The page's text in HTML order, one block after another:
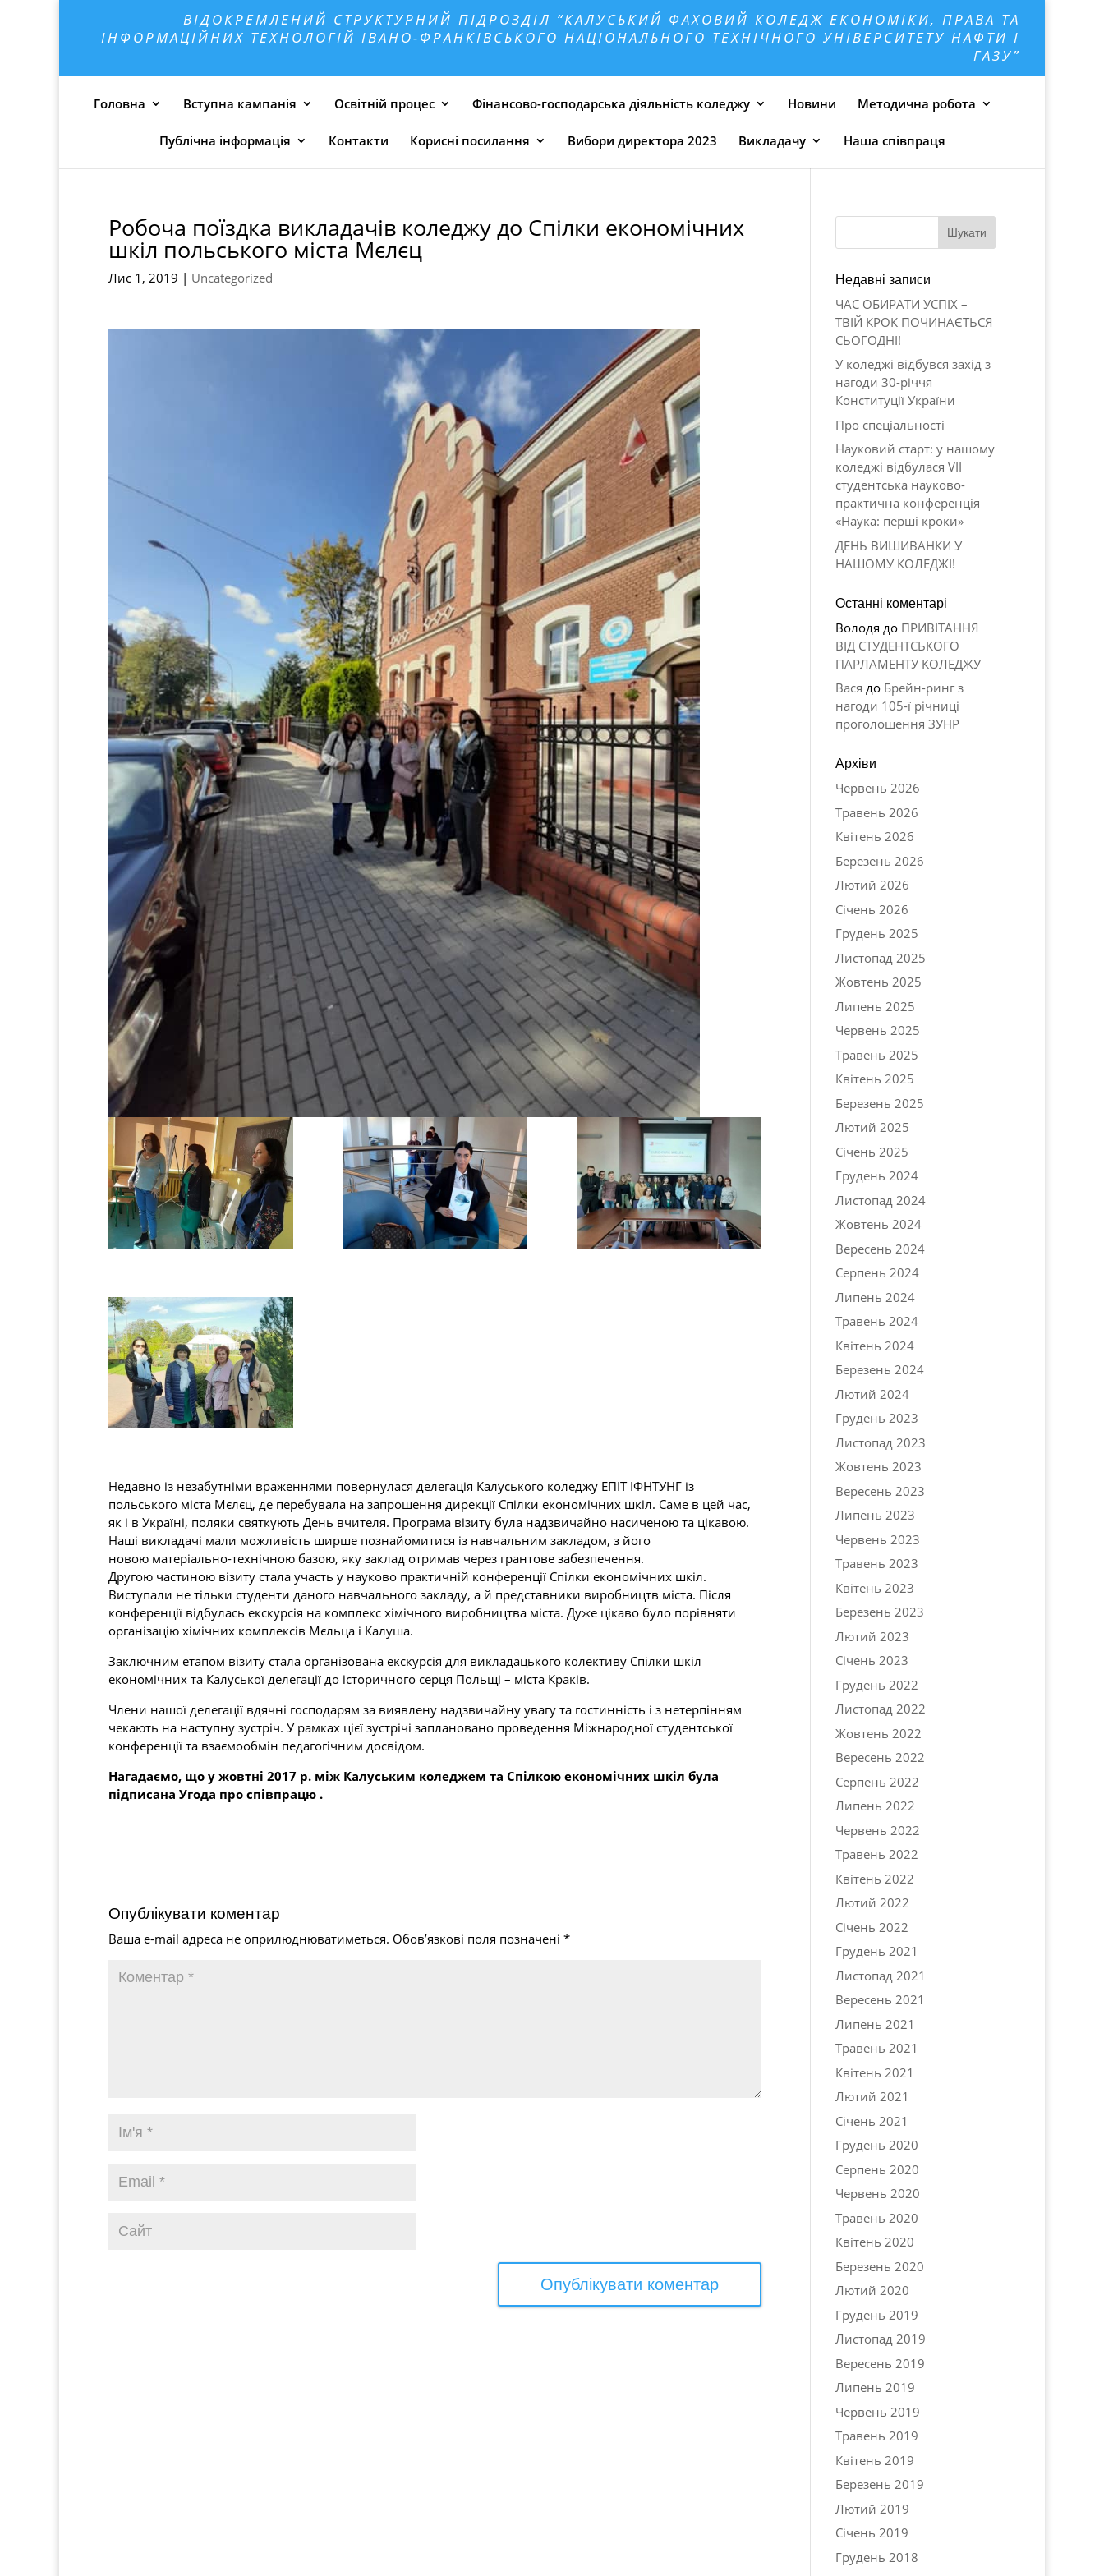
ВІДОКРЕМЛЕНИЙ СТРУКТУРНИЙ ПІДРОЗДІЛ “КАЛУСЬКИЙ ФАХОВИЙ КОЛЕДЖ ЕКОНОМІКИ, ПРАВА ТА
ІНФОРМАЦІЙНИХ ТЕХНОЛОГІЙ ІВАНО-ФРАНКІВСЬКОГО НАЦІОНАЛЬНОГО ТЕХНІЧНОГО УНІВЕРСИТЕТУ НАФТИ І
ГАЗУ”
Головна Вступна кампанія Освітній процес Фінансово-господарська діяльність коледжу Новини Методична робота
Публічна інформація Контакти Корисні посилання Вибори директора 2023 Викладачу Наша співпраця
Робоча поїздка викладачів коледжу до Спілки економічних
шкіл польського міста Мєлєц
Лис 1, 2019 | Uncategorized
Недавно із незабутніми враженнями повернулася делегація Калуського коледжу ЕПІТ ІФНТУНГ із
польського міста Мєлєц, де перебувала на запрошення дирекції Спілки економічних шкіл. Саме в цей час,
як і в Україні, поляки святкують День вчителя. Програма візиту була надзвичайно насиченою та цікавою.
Наші викладачі мали можливість ширше познайомитися із навчальним закладом, з його
новою матеріально-технічною базою, яку заклад отримав через грантове забезпечення.
Другою частиною візиту стала участь у науково практичній конференції Спілки економічних шкіл.
Виступали не тільки студенти даного навчального закладу, а й представники виробництв міста. Після
конференції відбулась екскурсія на комплекс хімічного виробництва міста. Дуже цікаво було порівняти
організацію хімічних комплексів Мєльца і Калуша.
Заключним етапом візиту стала організована екскурсія для викладацького колективу Спілки шкіл
економічних та Калуської делегації до історичного серця Польщі – міста Краків.
Члени нашої делегації вдячні господарям за виявлену надзвичайну увагу та гостинність і з нетерпінням
чекають на наступну зустріч. У рамках цієї зустрічі заплановано проведення Міжнародної студентської
конференції та взаємообмін педагогічним досвідом.
Нагадаємо, що у жовтні 2017 р. між Калуським коледжем та Спілкою економічних шкіл була
підписана Угода про співпрацю .
Опублікувати коментар
Ваша e-mail адреса не оприлюднюватиметься. Обов’язкові поля позначені *
Недавні записи
ЧАС ОБИРАТИ УСПІХ –
ТВІЙ КРОК ПОЧИНАЄТЬСЯ
СЬОГОДНІ!
У коледжі відбувся захід з
нагоди 30-річчя
Конституції України
Про спеціальності
Науковий старт: у нашому
коледжі відбулася VII
студентська науково-
практична конференція
«Наука: перші кроки»
ДЕНЬ ВИШИВАНКИ У
НАШОМУ КОЛЕДЖІ!
Останні коментарі
Володя до ПРИВІТАННЯ
ВІД СТУДЕНТСЬКОГО
ПАРЛАМЕНТУ КОЛЕДЖУ
Вася до Брейн-ринг з
нагоди 105-ї річниці
проголошення ЗУНР
Архіви
Червень 2026
Травень 2026
Квітень 2026
Березень 2026
Лютий 2026
Січень 2026
Грудень 2025
Листопад 2025
Жовтень 2025
Липень 2025
Червень 2025
Травень 2025
Квітень 2025
Березень 2025
Лютий 2025
Січень 2025
Грудень 2024
Листопад 2024
Жовтень 2024
Вересень 2024
Серпень 2024
Липень 2024
Травень 2024
Квітень 2024
Березень 2024
Лютий 2024
Грудень 2023
Листопад 2023
Жовтень 2023
Вересень 2023
Липень 2023
Червень 2023
Травень 2023
Квітень 2023
Березень 2023
Лютий 2023
Січень 2023
Грудень 2022
Листопад 2022
Жовтень 2022
Вересень 2022
Серпень 2022
Липень 2022
Червень 2022
Травень 2022
Квітень 2022
Лютий 2022
Січень 2022
Грудень 2021
Листопад 2021
Вересень 2021
Липень 2021
Травень 2021
Квітень 2021
Лютий 2021
Січень 2021
Грудень 2020
Серпень 2020
Червень 2020
Травень 2020
Квітень 2020
Березень 2020
Лютий 2020
Грудень 2019
Листопад 2019
Вересень 2019
Липень 2019
Червень 2019
Травень 2019
Квітень 2019
Березень 2019
Лютий 2019
Січень 2019
Грудень 2018